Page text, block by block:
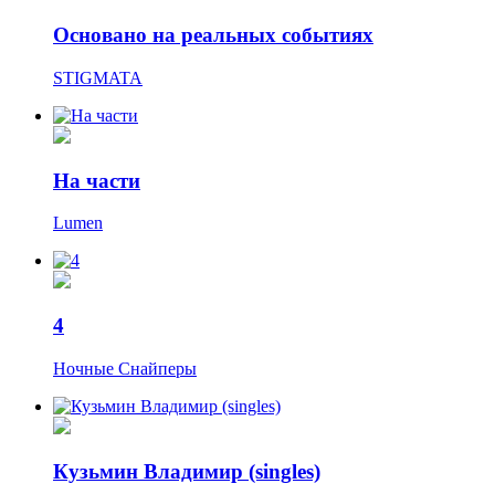
Основано на реальных событиях
STIGMATA
На части
Lumen
4
Ночные Cнайперы
Кузьмин Владимир (singles)